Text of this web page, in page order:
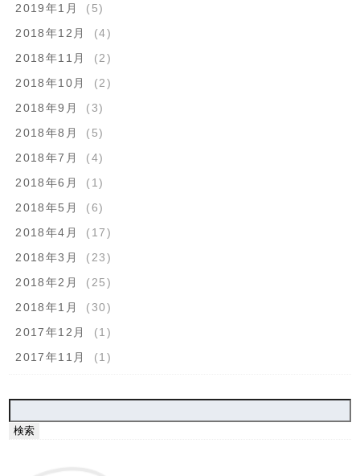
2019年1月
(5)
2018年12月
(4)
2018年11月
(2)
2018年10月
(2)
2018年9月
(3)
2018年8月
(5)
2018年7月
(4)
2018年6月
(1)
2018年5月
(6)
2018年4月
(17)
2018年3月
(23)
2018年2月
(25)
2018年1月
(30)
2017年12月
(1)
2017年11月
(1)
索: